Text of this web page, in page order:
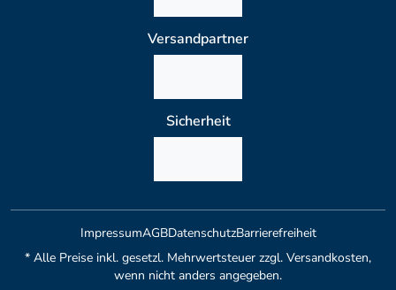
Versandpartner
Sicherheit
ImpressumAGBDatenschutzBarrierefreiheit
* Alle Preise inkl. gesetzl. Mehrwertsteuer zzgl. Versandkosten,
wenn nicht anders angegeben.